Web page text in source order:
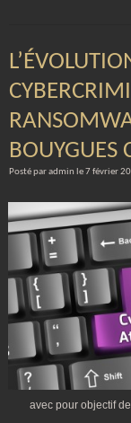
BOUYGUES
Posté par admin le 7 février
avec pour objectif